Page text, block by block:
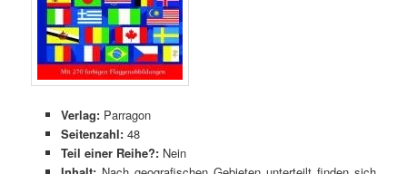
Verlag: Parragon
Seitenzahl: 48
Teil einer Reihe?: Nein